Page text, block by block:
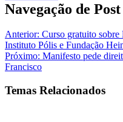
Navegação de Post
Anterior: Curso gratuito sobre
Instituto Pólis e Fundação
Próximo: Manifesto pede
Francisco
Temas Relacionados